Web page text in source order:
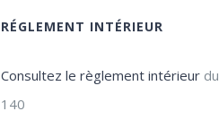
RÉGLEMENT INTÉRIEUR
Consultez le règlement intérieurdu
140